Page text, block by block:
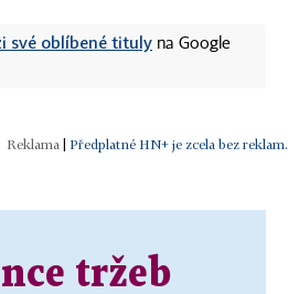
své oblíbené tituly na Google
| Předplatné HN+ je zcela bez reklam.
tržeb